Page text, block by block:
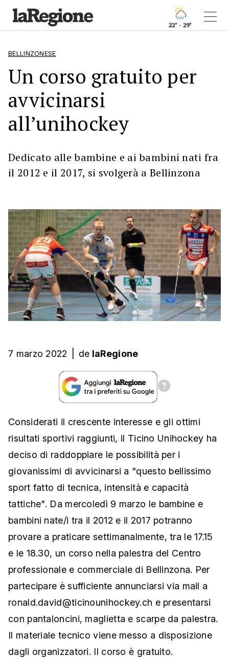
22° - 29°
BELLINZONESE
Un corso gratuito per
avvicinarsi
all’unihockey
Dedicato alle bambine e ai bambini nati fra
il 2012 e il 2017, si svolgerà a Bellinzona
7 marzo 2022 de laRegione
Considerati il crescente interesse e gli ottimi
risultati sportivi raggiunti, il Ticino Unihockey ha
deciso di raddoppiare le possibilità per i
giovanissimi di avvicinarsi a "questo bellissimo
sport fatto di tecnica, intensità e capacità
tattiche". Da mercoledì 9 marzo le bambine e
bambini nate/i tra il 2012 e il 2017 potranno
provare a praticare settimanalmente, tra le 17.15
e le 18.30, un corso nella palestra del Centro
professionale e commerciale di Bellinzona. Per
partecipare è sufficiente annunciarsi via mail a
ronald.david@ticinounihockey.ch e presentarsi
con pantaloncini, maglietta e scarpe da palestra.
Il materiale tecnico viene messo a disposizione
dagli organizzatori. Il corso è gratuito.